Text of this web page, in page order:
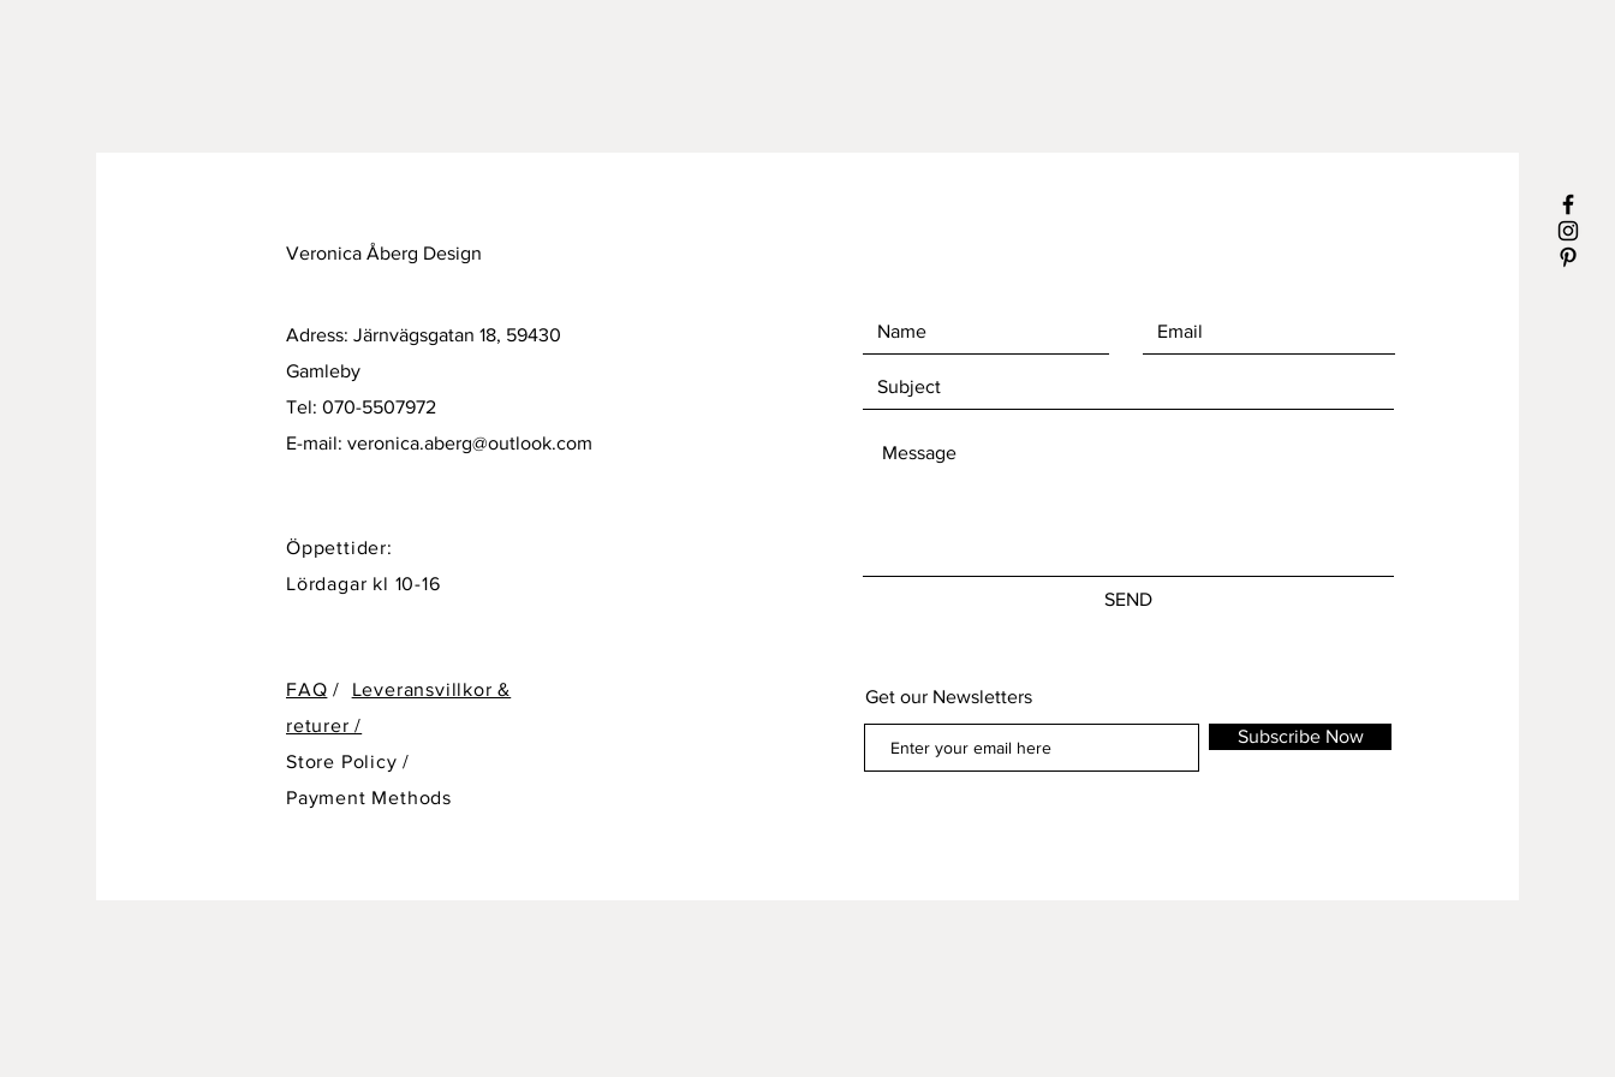
Veronica Åberg Design
Adress: Järnvägsgatan 18, 59430
Gamleby
Tel: 070-5507972
E-mail: veronica.aberg@outlook.com
Öppettider:
Lördagar kl 10-16
FAQ / Leveransvillkor &
returer /
Store Policy/
Payment Methods
SEND
Get our Newsletters
Subscribe Now